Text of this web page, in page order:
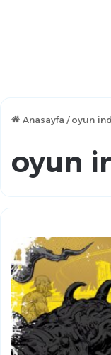
Anasayfa / oyun
oyun